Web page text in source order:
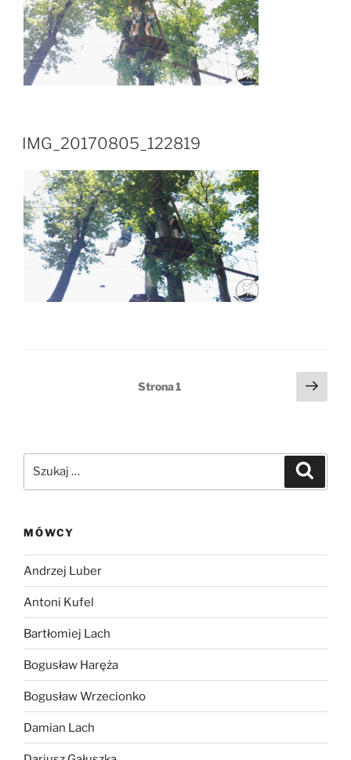
IMG_20170805_122819
Strona1
MÓWCY
Andrzej Luber
Antoni Kufel
Bartłomiej Lach
Bogusław Haręża
Bogusław Wrzecionko
Damian Lach